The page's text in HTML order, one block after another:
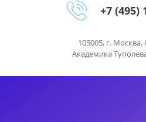
+7 (495)
105005, г.
Академика